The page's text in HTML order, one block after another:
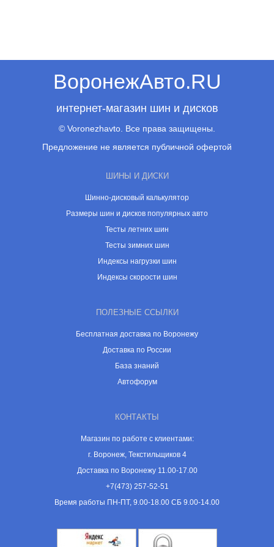
ВоронежАвто.RU
интернет-магазин шин и дисков
© Voronezhavto. Все права защищены.
Предложение не является публичной офертой
ШИНЫ И ДИСКИ
Шинно-дисковый калькулятор
Размеры шин и дисков популярных авто
Тесты летних шин
Тесты зимних шин
Индексы нагрузки шин
Индексы скорости шин
ПОЛЕЗНЫЕ ССЫЛКИ
Бесплатная доставка по Воронежу
Доставка по России
База знаний
Автофорум
КОНТАКТЫ
Магазин по работе с клиентами:
г. Воронеж, Текстильщиков 4
Доставка по Воронежу 11.00-17.00
+7(473) 257-52-51
Время работы ПН-ПТ, 9.00-18.00 СБ 9.00-14.00